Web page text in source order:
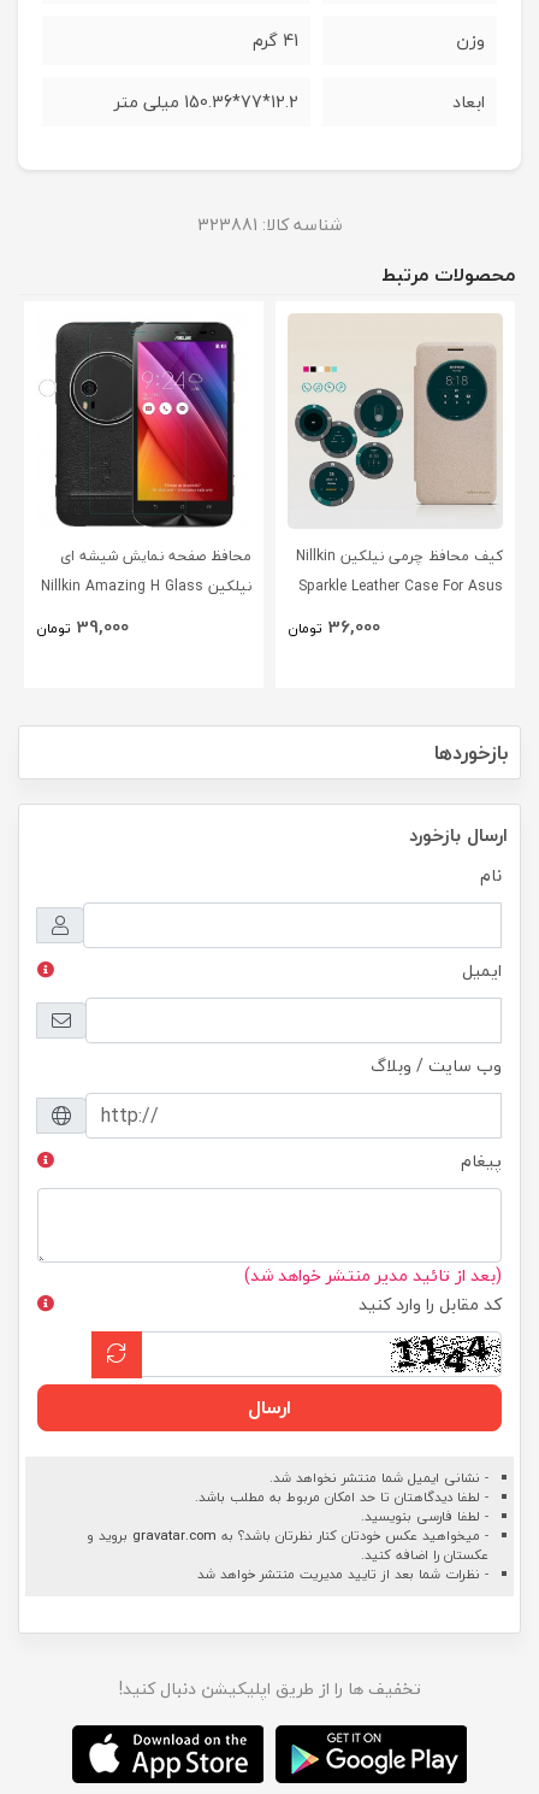
وزن 41 گرم
ابعاد 12.2*77*150.36 میلی متر
شناسه کالا: 323881
محصولات مرتبط
کیف محافظ چرمی نیلکین Nillkin
Sparkle Leather Case For Asus
36,000 تومان
محافظ صفحه نمایش شیشه ای
نیلکین Nillkin Amazing H Glass
Screen Protector For Asus
39,000 تومان
بازخوردها
ارسال بازخورد
نام
ایمیل
وب سایت / وبلاگ
پیغام
(بعد از تائید مدیر منتشر خواهد شد)
کد مقابل را وارد کنید
ارسال
- نشانی ایمیل شما منتشر نخواهد شد.
- لطفا دیدگاهتان تا حد امکان مربوط به مطلب باشد.
- لطفا فارسی بنویسید.
- میخواهید عکس خودتان کنار نظرتان باشد؟ به gravatar.com بروید و
عکستان را اضافه کنید.
- نظرات شما بعد از تایید مدیریت منتشر خواهد شد
تخفیف ها را از طریق اپلیکیشن دنبال کنید!